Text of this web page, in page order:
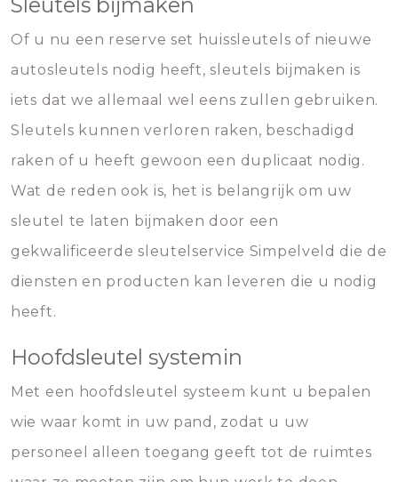
Of u nu een reserve set huissleutels of nieuwe
autosleutels nodig heeft, sleutels bijmaken is
iets dat we allemaal wel eens zullen gebruiken.
Sleutels kunnen verloren raken, beschadigd
raken of u heeft gewoon een duplicaat nodig.
Wat de reden ook is, het is belangrijk om uw
sleutel te laten bijmaken door een
gekwalificeerde sleutelservice Simpelveld die de
diensten en producten kan leveren die u nodig
heeft.
Hoofdsleutel systemin
Met een hoofdsleutel systeem kunt u bepalen
wie waar komt in uw pand, zodat u uw
personeel alleen toegang geeft tot de ruimtes